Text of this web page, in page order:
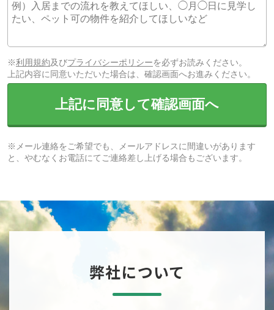
※利用規約及びプライバシーポリシーを必ずお読みください。
上記内容に同意いただいた場合は、確認画面へお進みください。
上記に同意して確認画面へ
※メール連絡をご希望でも、メールアドレスに間違いがあります
と、やむなくお電話にてご連絡差し上げる場合もございます。
弊社について